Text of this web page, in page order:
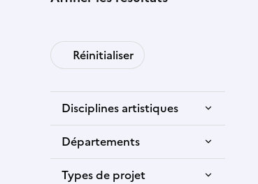
Réinitialiser
Disciplines artistiques
Départements
Types de projet